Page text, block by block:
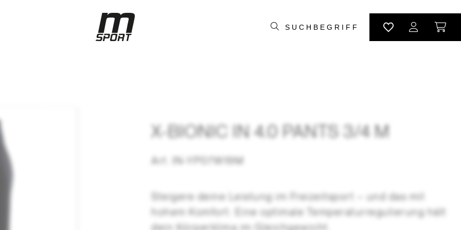
X-BIONIC IN 4.0 PANTS 3/4 M
Art. IN-YP07W19M
Steigere deine Leistung im Freizeitsport – und das mit
hohem Komfort: Eine optimale Temperaturregulierung hält
dein Körperklima im Gleichgewicht.